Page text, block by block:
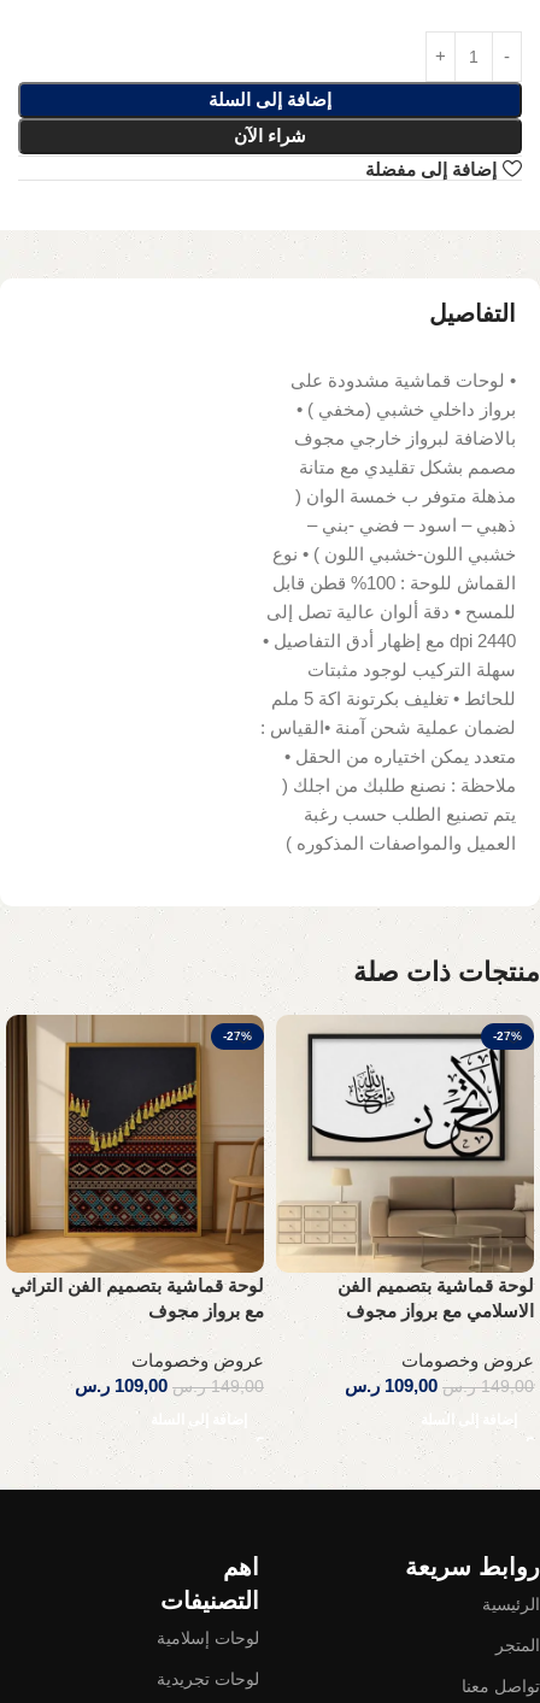
إضافة إلى السلة
شراء الآن
إضافة إلى مفضلة
التفاصيل
• لوحات قماشية مشدودة على
برواز داخلي خشبي (مخفي ) •
بالاضافة لبرواز خارجي مجوف
مصمم بشكل تقليدي مع متانة
مذهلة متوفر ب خمسة الوان (
ذهبي – اسود – فضي -بني –
خشبي اللون-خشبي اللون ) • نوع
القماش للوحة : 100% قطن قابل
للمسح • دقة ألوان عالية تصل إلى
2440 dpi مع إظهار أدق التفاصيل •
سهلة التركيب لوجود مثبتات
للحائط • تغليف بكرتونة اكة 5 ملم
لضمان عملية شحن آمنة •القياس :
متعدد يمكن اختياره من الحقل •
ملاحظة : نصنع طلبك من اجلك (
يتم تصنيع الطلب حسب رغبة
العميل والمواصفات المذكوره )
منتجات ذات صلة
-27%
لوحة قماشية بتصميم الفن
الاسلامي مع برواز مجوف
عروض وخصومات
149,00 ر.س 109,00 ر.س
إضافة إلى السلة
-27%
لوحة قماشية بتصميم الفن التراثي
مع برواز مجوف
عروض وخصومات
149,00 ر.س 109,00 ر.س
إضافة إلى السلة
Read More
روابط سريعة
الرئيسية
المتجر
تواصل معنا
اهم
التصنيفات
لوحات إسلامية
لوحات تجريدية